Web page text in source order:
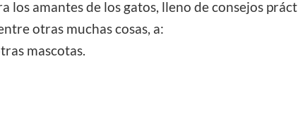
los amantes de los gatos, lleno de consejos
otras muchas cosas, a:
mascotas.